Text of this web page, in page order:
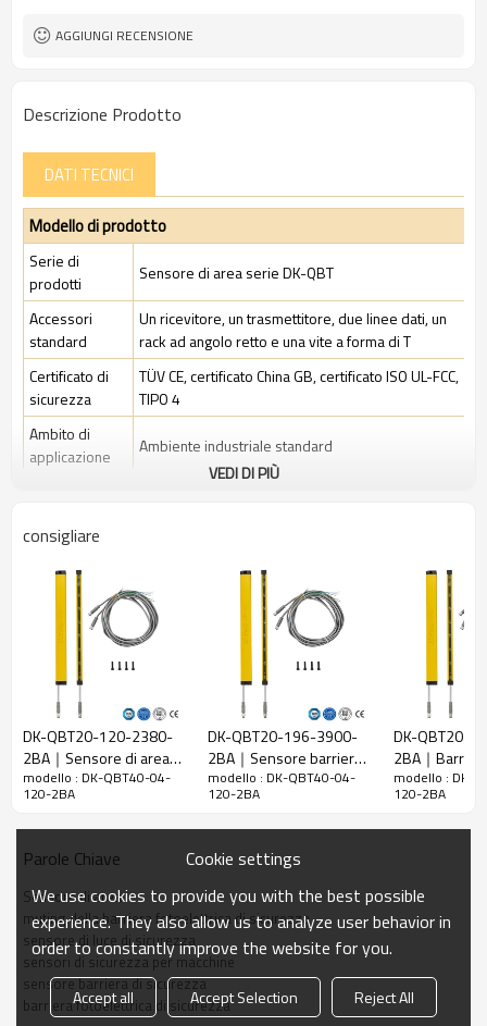
AGGIUNGI RECENSIONE
Descrizione Prodotto
DATI TECNICI
Modello di prodotto
Serie di
prodotti
Sensore di area serie DK-QBT
Accessori
standard
Un ricevitore, un trasmettitore, due linee dati, un
rack ad angolo retto e una vite a forma di T
Certificato di
sicurezza
TÜV CE, certificato China GB, certificato ISO UL-FCC,
TIPO 4
Ambito di
applicazione
Ambiente industriale standard
Spazio tra i
Rileva la
precisione
48 mm
Quantità di
travi
Raggio
d'azione
120mm
Taglia del
prodotto
15mm*30mm*L, L è la lunghezza dell'emettitore e
del ricevitore.
Distanza di
rilevamento
30-3000mm
risposta
≤15 ms
Dati meccanici
Materiale
dell'alloggiamentoMetallo
VEDI DI PIÙ
consigliare
DK-QBT20-120-2380-
2BA｜Sensore di area｜
DADISICK
modello : DK-QBT40-04-
120-2BA
DK-QBT20-196-3900-
2BA｜Sensore barriera
fotoelettrica｜DADISICK
modello : DK-QBT40-04-
120-2BA
DK-QBT20-
2BA｜
di sicurezza｜
modello : DK-
120-2BA
Parole Chiave
Sensore di area
muting della barriera fotoelettrica di sicurezza
sensore di luce di sicurezza
sensori di sicurezza per macchine
sensore barriera di sicurezza
barriera fotoelettrica di sicurezza
Cookie settings
We use cookies to provide you with the best possible
experience. They also allow us to analyze user behavior in
order to constantly improve the website for you.
Accept all Accept Selection Reject All